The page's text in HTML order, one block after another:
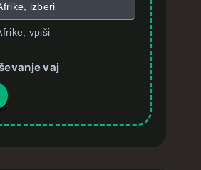
izberi
vpiši
vaj